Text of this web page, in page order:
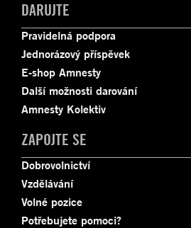
DARUJTE
Pravidelná podpora
Jednorázový příspěvek
E-shop Amnesty
Další možnosti darování
Amnesty Kolektiv
ZAPOJTE SE
Dobrovolnictví
Vzdělávání
Volné pozice
Potřebujete pomoci?